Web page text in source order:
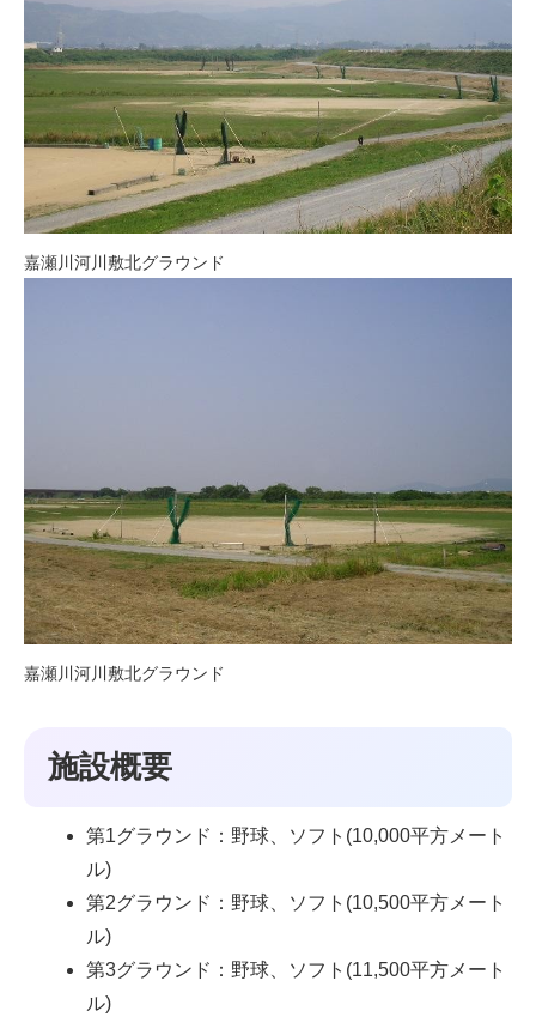
嘉瀬川河川敷北グラウンド
嘉瀬川河川敷北グラウンド
施設概要
第1グラウンド：野球、ソフト(10,000平方メート
ル)
第2グラウンド：野球、ソフト(10,500平方メート
ル)
第3グラウンド：野球、ソフト(11,500平方メート
ル)